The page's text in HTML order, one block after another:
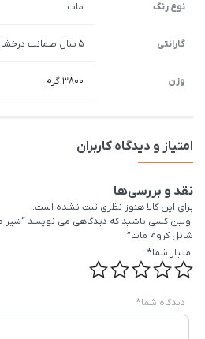
نوع رنگ مات
گارانتی 5 سال ضمانت درخشان سرویس
وزن 3800 گرم
امتیاز و دیدگاه کاربران
نقد و بررسی‌ها
برای این کالا هنوز نظری ثبت نشده است.
اولین کسی باشید که دیدگاهی می نویسد
شاتل کروم مات”
امتیاز شما*
دیدگاه شما*